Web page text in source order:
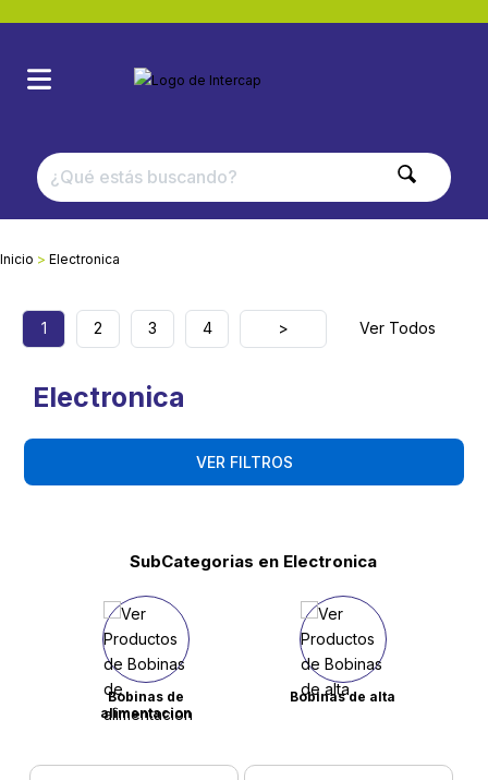
Inicio Electronica
1 2 3 4 > Ver Todos
Electronica
VER FILTROS
SubCategorias en Electronica
Bobinas de
alimentacion
Bobinas de alta